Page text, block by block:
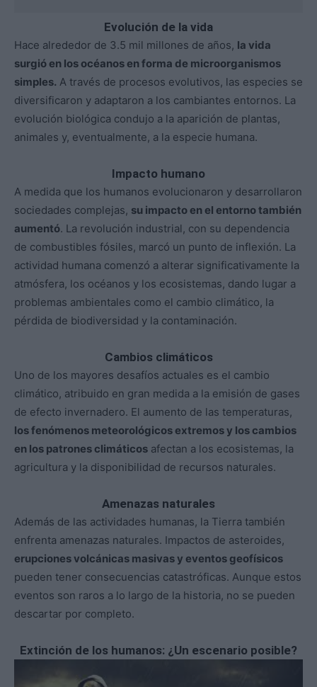
Evolución de la vida
Hace alrededor de 3.5 mil millones de años, la vida
surgió en los océanos en forma de microorganismos
simples. A través de procesos evolutivos, las especies se
diversificaron y adaptaron a los cambiantes entornos. La
evolución biológica condujo a la aparición de plantas,
animales y, eventualmente, a la especie humana.
Impacto humano
A medida que los humanos evolucionaron y desarrollaron
sociedades complejas, su impacto en el entorno también
aumentó. La revolución industrial, con su dependencia
de combustibles fósiles, marcó un punto de inflexión. La
actividad humana comenzó a alterar significativamente la
atmósfera, los océanos y los ecosistemas, dando lugar a
problemas ambientales como el cambio climático, la
pérdida de biodiversidad y la contaminación.
Cambios climáticos
Uno de los mayores desafíos actuales es el cambio
climático, atribuido en gran medida a la emisión de gases
de efecto invernadero. El aumento de las temperaturas,
los fenómenos meteorológicos extremos y los cambios
en los patrones climáticos afectan a los ecosistemas, la
agricultura y la disponibilidad de recursos naturales.
Amenazas naturales
Además de las actividades humanas, la Tierra también
enfrenta amenazas naturales. Impactos de asteroides,
erupciones volcánicas masivas y eventos geofísicos
pueden tener consecuencias catastróficas. Aunque estos
eventos son raros a lo largo de la historia, no se pueden
descartar por completo.
Extinción de los humanos: ¿Un escenario posible?